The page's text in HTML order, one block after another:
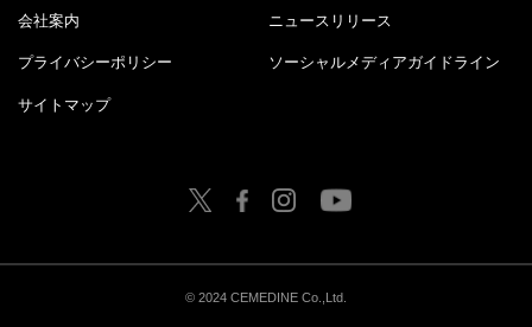
会社案内 ニュースリリース
プライバシーポリシー ソーシャルメディアガイドライン
サイトマップ
© 2024 CEMEDINE Co.,Ltd.